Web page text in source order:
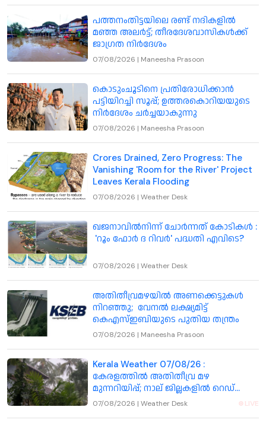
പത്തനംതിട്ടയിലെ രണ്ട് നദികളിൽ
മഞ്ഞ അലർട്ട്; തീരദേശവാസികൾക്ക്
ജാഗ്രത നിർദേശം
07/08/2026 | Maneesha Prasoon
കൊടുംചൂടിനെ പ്രതിരോധിക്കാൻ
പട്ടിയിറച്ചി സൂപ്പ്; ഉത്തരകൊറിയയുടെ
നിർദേശം ചർച്ചയാകുന്നു
07/08/2026 | Maneesha Prasoon
Crores Drained, Zero Progress: The
Vanishing 'Room for the River' Project
Leaves Kerala Flooding
07/08/2026 | Weather Desk
ഖജനാവിൽനിന്ന് ചോർന്നത് കോടികൾ :
'റൂം ഫോർ ദ റിവർ' പദ്ധതി എവിടെ?
07/08/2026 | Weather Desk
അതിതീവ്രമഴയിൽ അണക്കെട്ടുകൾ
നിറഞ്ഞു; വേനൽ ലക്ഷ്യമിട്ട്
കെഎസ്ഇബിയുടെ പുതിയ തന്ത്രം
07/08/2026 | Maneesha Prasoon
Kerala Weather 07/08/26 :
കേരളത്തിൽ അതിതീവ്ര മഴ
മുന്നറിയിപ്പ്; നാല് ജില്ലകളിൽ റെഡ്
അലർട്ട് , തൃശ്ശൂർ ഉൾപ്പെടെ 7 ജില്ലകളിൽ
07/08/2026 | Weather Desk LIVE